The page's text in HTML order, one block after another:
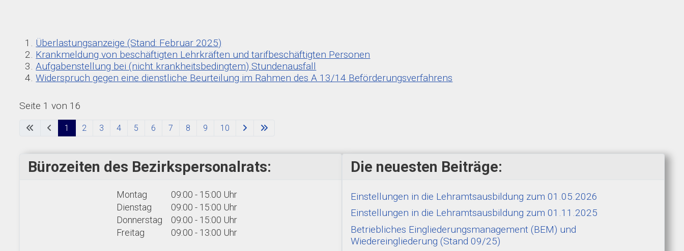
Überlastungsanzeige (Stand: Februar 2025)
Krankmeldung von beschäftigten Lehrkräften und tarifbeschäftigten Personen
Aufgabenstellung bei (nicht krankheitsbedingtem) Stundenausfall
Widerspruch gegen eine dienstliche Beurteilung im Rahmen des A 13/14 Beförderungsverfahrens
Seite 1 von 16
1 2 3 4 5 6 7 8 9 10
Bürozeiten des Bezirkspersonalrats:
Montag
09:00 - 15:00 Uhr
Dienstag
09:00 - 15:00 Uhr
Donnerstag
09:00 - 15:00 Uhr
Freitag
09:00 - 13:00 Uhr
Die neuesten Beiträge:
Einstellungen in die Lehramtsausbildung zum 01.05.2026
Einstellungen in die Lehramtsausbildung zum 01.11.2025
Betriebliches Eingliederungsmanagement (BEM) und
Wiedereingliederung (Stand 09/25)